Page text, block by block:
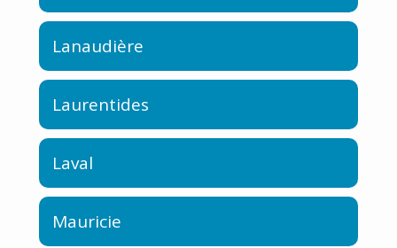
Lanaudière
Laurentides
Laval
Mauricie